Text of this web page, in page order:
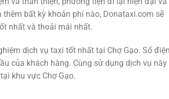
bất kỳ khoản phí nào, Donataxi.com sẽ
nhất và thoải mái nhất.
dịch vụ taxi tốt nhất tại Chợ Gạo. Số điện
của khách hàng. Cùng sử dụng dịch vụ này
khu vực Chợ Gạo.